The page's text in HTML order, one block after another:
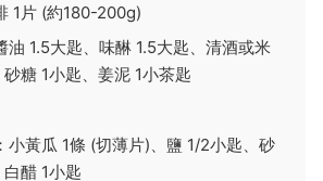
1片 (約180-200g)
油 1.5大匙、味醂 1.5大匙、清酒或米
糖 1小匙、姜泥 1小茶匙
小黃瓜 1條 (切薄片)、鹽 1/2小匙、砂
醋 1小匙